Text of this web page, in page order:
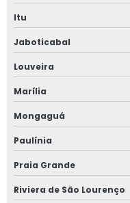
Projeto elétrico preço
Projeto elétrico preço m2
Projeto elétrico trifásico
Projeto elétrico de um
Projeto de entrada de
Projeto de iluminação
Itu
Jaboticabal
Louveira
Marília
Mongaguá
Paulínia
Praia Grande
Riviera de São Lourenço